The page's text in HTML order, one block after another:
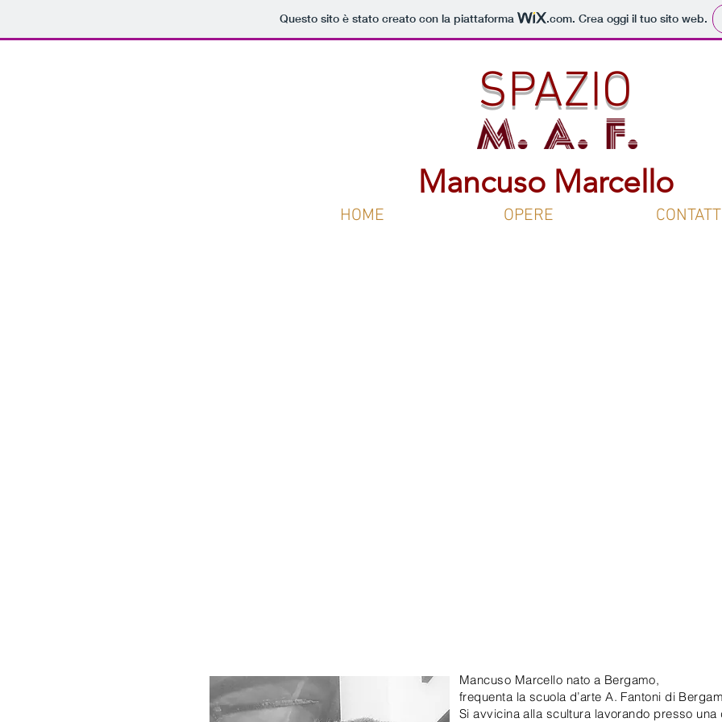
Questo sito è stato creato con la piattaforma .com. Crea oggi il tuo sito web.
COLLECTIONS SERVIZI TECNICHE RESTAURO STORIA
SPAZIO
Mancuso Marcello
HOME OPERE
Mancuso Marcello nato a Bergamo,
frequenta la scuola d’arte A. Fantoni di
Si avvicina alla scultura lavorando presso una